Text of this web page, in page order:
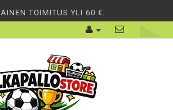
TOIMITUS YLI 60 €.